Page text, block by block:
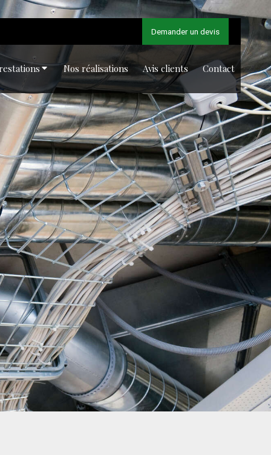
Demander un devis
Nos réalisations Avis clients Contact